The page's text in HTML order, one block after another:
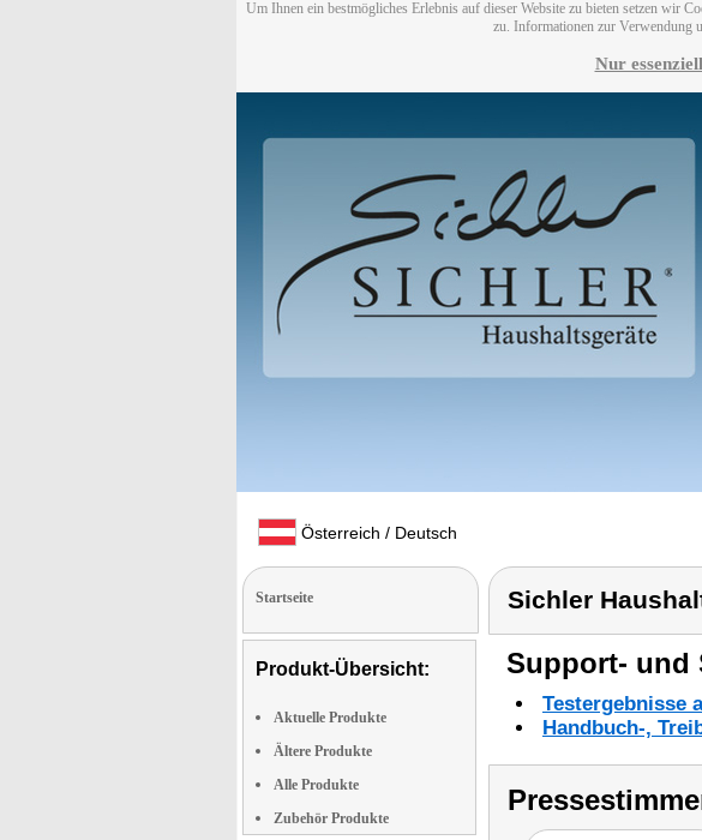
Um Ihnen ein bestmögliches Erlebnis auf dieser Website zu bieten setzen wir
zu. Informationen zur Verwendung
Nur
Österreich / Deutsch
Startseite
Produkt-Übersicht:
Aktuelle Produkte
Ältere Produkte
Alle Produkte
Zubehör Produkte
Sichler
Support- und
Testergebnisse
Handbuch-,